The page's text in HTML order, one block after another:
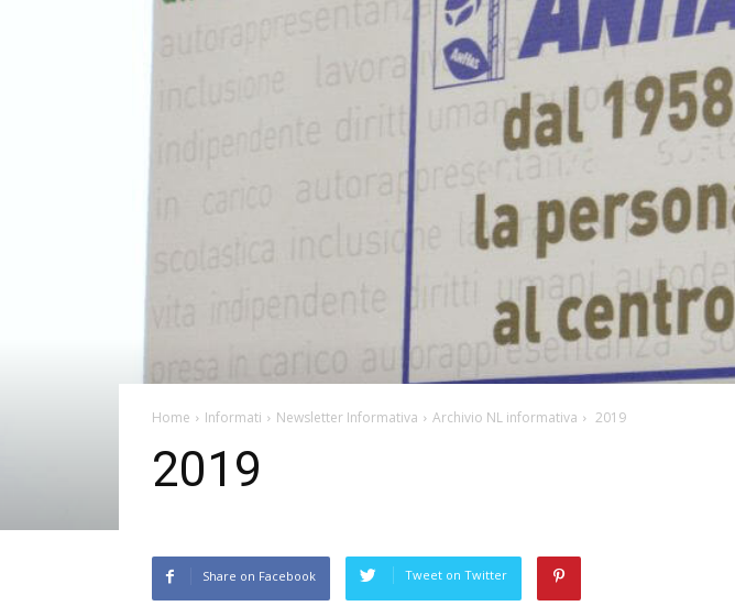
Home Informati Newsletter Informativa Archivio NL informativa 2019
2019
Share on Facebook Tweet on Twitter